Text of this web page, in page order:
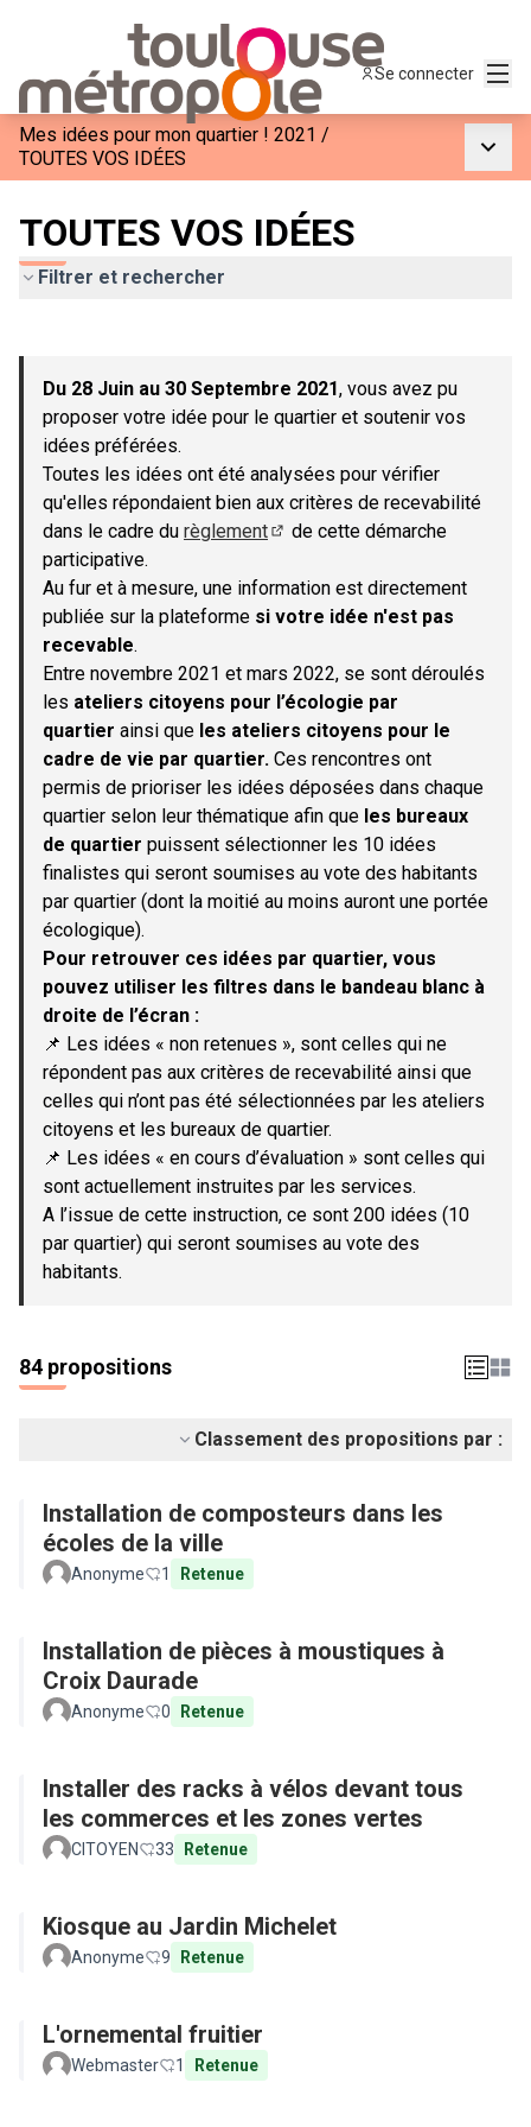
Se connecter
Mes idées pour mon quartier ! 2021 /
TOUTES VOS IDÉES
TOUTES VOS IDÉES
Filtrer et rechercher
−
Du 28 Juin au 30 Septembre 2021, vous avez pu
proposer votre idée pour le quartier et soutenir vos
idées préférées.
Toutes les idées ont été analysées pour vérifier
qu'elles répondaient bien aux critères de recevabilité
dans le cadre du règlement
de cette démarche
participative.
Au fur et à mesure, une information est directement
publiée sur la plateforme si votre idée n'est pas
recevable.
Entre novembre 2021 et mars 2022, se sont déroulés
les ateliers citoyens pour l’écologie par
quartier ainsi que les ateliers citoyens pour le
cadre de vie par quartier. Ces rencontres ont
permis de prioriser les idées déposées dans chaque
quartier selon leur thématique afin que les bureaux
de quartier puissent sélectionner les 10 idées
finalistes qui seront soumises au vote des habitants
par quartier (dont la moitié au moins auront une portée
écologique).
Pour retrouver ces idées par quartier, vous
pouvez utiliser les filtres dans le bandeau blanc à
droite de l’écran :
📌 Les idées « non retenues », sont celles qui ne
répondent pas aux critères de recevabilité ainsi que
celles qui n’ont pas été sélectionnées par les ateliers
citoyens et les bureaux de quartier.
📌 Les idées « en cours d’évaluation » sont celles qui
sont actuellement instruites par les services.
A l’issue de cette instruction, ce sont 200 idées (10
par quartier) qui seront soumises au vote des
habitants.
84 propositions
Classement des propositions par :
Installation de composteurs dans les
écoles de la ville
Anonyme 1 Retenue
Installation de pièces à moustiques à
Croix Daurade
Anonyme 0 Retenue
Installer des racks à vélos devant tous
les commerces et les zones vertes
CITOYEN 33 Retenue
Kiosque au Jardin Michelet
Anonyme 9 Retenue
L'ornemental fruitier
Webmaster 1 Retenue